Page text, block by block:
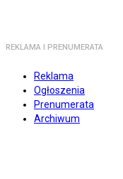
REKLAMA I PRENUMERATA
Reklama
Ogłoszenia
Prenumerata
Archiwum